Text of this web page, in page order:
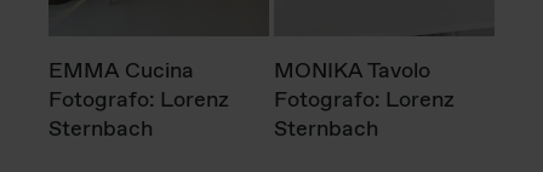
EMMA Cucina
Fotografo: Lorenz
Sternbach
MONIKA Tavolo
Fotografo: Lorenz
Sternbach